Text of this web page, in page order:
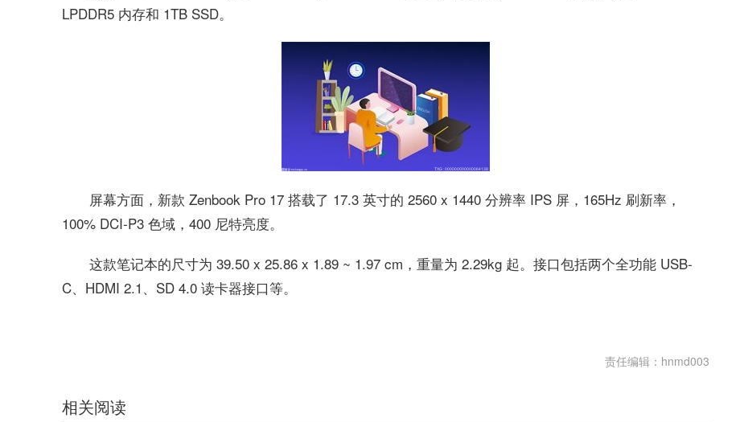
LPDDR5 内存和 1TB SSD。
屏幕方面，新款 Zenbook Pro 17 搭载了 17.3 英寸的 2560 x 1440 分辨率 IPS 屏，165Hz 刷新率，
100% DCI-P3 色域，400 尼特亮度。
这款笔记本的尺寸为 39.50 x 25.86 x 1.89 ~ 1.97 cm，重量为 2.29kg 起。接口包括两个全功能 USB-
C、HDMI 2.1、SD 4.0 读卡器接口等。
责任编辑：hnmd003
相关阅读